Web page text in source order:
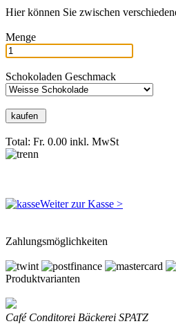
Hier können Sie zwischen
Menge
Schokoladen Geschmack
Total: Fr. 0.00 inkl. MwSt
Weiter zur Kasse >
Zahlungsmöglichkeiten
Produktvarianten
Café Conditorei Bäckerei SPATZ